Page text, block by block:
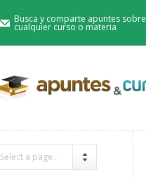
Busca y comparte apuntes sobre
cualquier curso o materia
Select a page...